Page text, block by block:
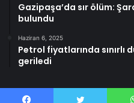
Gazipaşa’da sır ölüm:
bulundu
Haziran 6, 2025
Petrol fiyatlarında sınırlı
geriledi